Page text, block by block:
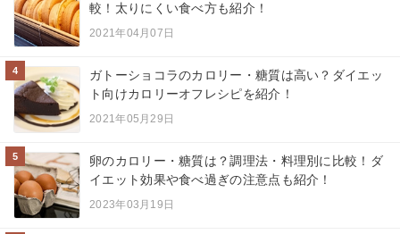
較！太りにくい食べ方も紹介！
2021年04月07日
4
ガトーショコラのカロリー・糖質は高い？ダイエッ
ト向けカロリーオフレシピを紹介！
2021年05月29日
5
卵のカロリー・糖質は？調理法・料理別に比較！ダ
イエット効果や食べ過ぎの注意点も紹介！
2023年03月19日